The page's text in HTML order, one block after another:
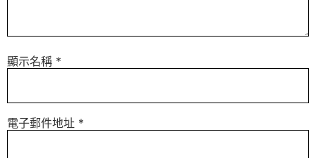
顯示名稱 *
電子郵件地址 *